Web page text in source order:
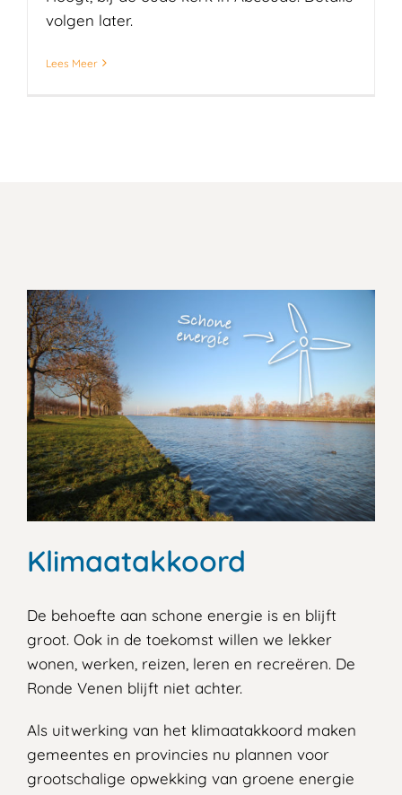
volgen later.
Lees Meer
Klimaatakkoord
De behoefte aan schone energie is en blijft
groot. Ook in de toekomst willen we lekker
wonen, werken, reizen, leren en recreëren. De
Ronde Venen blijft niet achter.
Als uitwerking van het klimaatakkoord maken
gemeentes en provincies nu plannen voor
grootschalige opwekking van groene energie